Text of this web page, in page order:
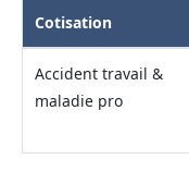
Cotisation
Accident travail &
maladie pro